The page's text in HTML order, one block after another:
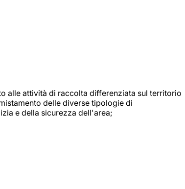
alle attività di raccolta differenziata sul territorio
delle diverse tipologie di
e della sicurezza dell'area;